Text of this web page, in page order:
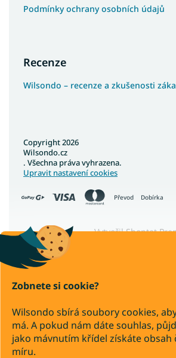
Zobnete si cookie?
Wilsondo sbírá soubory cookies,
má. A pokud nám dáte souhlas,
jako mávnutím křídel získáte
míru.
Podmínky ochrany osobních údajů
Recenze
Wilsondo – recenze a zkušenosti
Převod Dobírka
Vytvořil Shoptet
Copyright 2026
Wilsondo.cz
. Všechna práva vyhrazena.
Upravit nastavení cookies